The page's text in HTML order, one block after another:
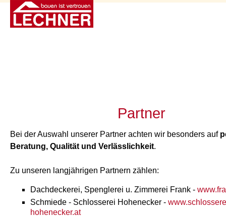
Partner
Bei der Auswahl unserer Partner achten wir besonders auf
Beratung, Qualität und Verlässlichkeit.
Zu unseren langjährigen Partnern zählen:
Dachdeckerei, Spenglerei u. Zimmerei Frank -
Schmiede - Schlosserei Hohenecker -
hohenecker.at